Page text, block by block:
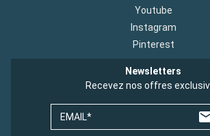
Youtube
Instagram
Pinterest
Newsletters
Recevez nos offres
EMAIL*